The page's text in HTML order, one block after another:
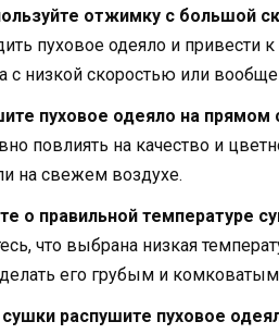
отжимку с большой
пуховое одеяло и
с низкой скоростью или
пуховое одеяло на прямом
повлиять на качество и
на свежем воздухе.
о правильной температуре
что выбрана низкая
его грубым и
распушите пуховое